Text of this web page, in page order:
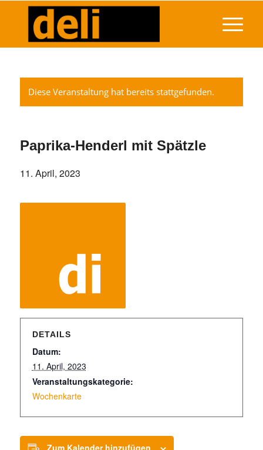
Diese Veranstaltung hat bereits stattgefunden.
Paprika-Henderl mit Spätzle
11. April, 2023
DETAILS
Datum:
11. April, 2023
Veranstaltungskategorie:
Wochenkarte
Zum Kalender hinzufügen